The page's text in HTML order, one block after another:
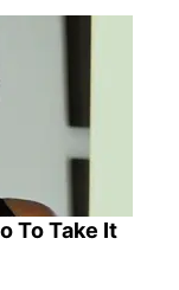
To Take It